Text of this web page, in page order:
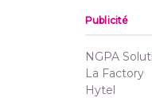
Publicité
NGPA
La Factory
Hytel